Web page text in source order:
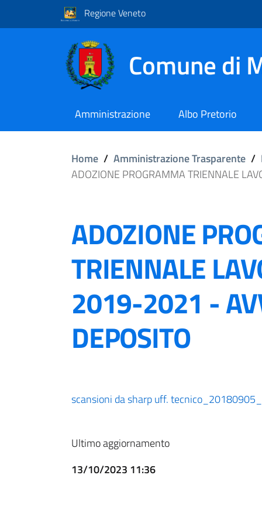
Regione Veneto
Comune di
Amministrazione Albo Pretorio
Home / Amministrazione Trasparente /
ADOZIONE PROGRAMMA TRIENNALE
ADOZIONE
TRIENNALE
2019-2021 -
DEPOSITO
scansioni da sharp uff.
Ultimo aggiornamento
13/10/2023 11:36